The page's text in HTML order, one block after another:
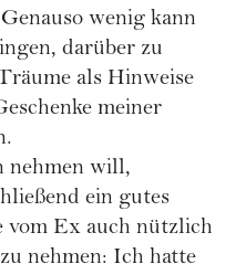
wenig kann
darüber zu
als Hinweise
meiner
nehmen will,
ein gutes
vom Ex auch nützlich
nehmen: Ich hatte